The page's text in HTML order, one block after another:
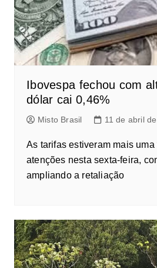
Ibovespa fechou com
dólar cai 0,46%
Misto Brasil 11 de abril
As tarifas estiveram mais
atenções nesta sexta-feira,
ampliando a retaliação